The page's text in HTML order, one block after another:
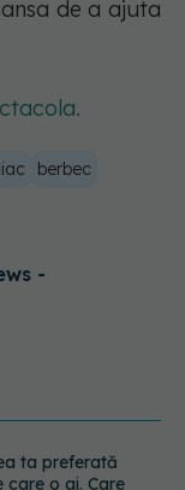
de a ajuta
berbec
-
care pot fi